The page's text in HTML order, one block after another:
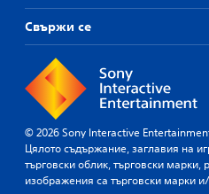
Свържи се
© 2026 Sony Interactive
Цялото съдържание, заглавия на
търговски облик, търговски марки,
изображения са търговски марки